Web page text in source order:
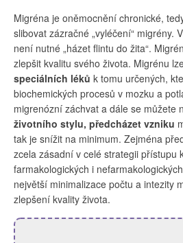
Migréna je oněmocnění chronické,
slibovat zázračné „vyléčení“ migrény.
není nutné „házet flintu do žita“.
zlepšit kvalitu svého života. Migrénu
speciálních léků k tomu určených,
biochemických procesů v mozku a
migrenózní záchvat a dále se můžete
životního stylu, předcházet vzniku
tak je snížit na minimum. Zejména
zcela zásadní v celé strategii přístupu
farmakologických i
největší minimalizace počtu a intezity
zlepšení kvality života.